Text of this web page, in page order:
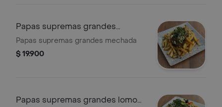
Papas supremas grandes
mechada
Papas supremas grandes mechada
$ 19.900
Papas supremas grandes lomo